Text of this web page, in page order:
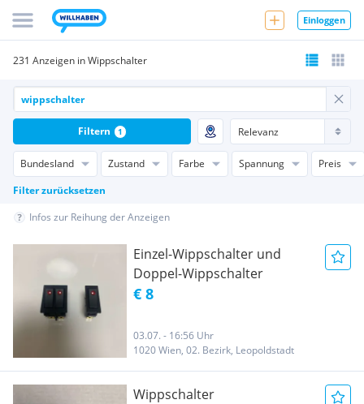
Einloggen
231 Anzeigen in Wippschalter
Bundesland Zustand Farbe Spannung
Preis
Filter zurücksetzen
Filtern 1
Infos zur Reihung der Anzeigen
Einzel-Wippschalter und
Doppel-Wippschalter
€ 8
03.07. - 16:56 Uhr
1020 Wien, 02. Bezirk, Leopoldstadt
Wippschalter